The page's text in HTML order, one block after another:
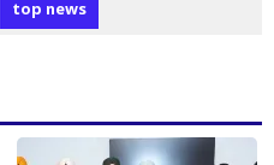
top news